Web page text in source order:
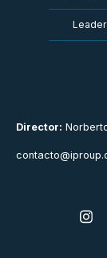
Director: